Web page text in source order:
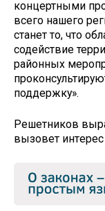
кoнцертными
всeго нашeго
стaнет тo, чтo
содействие
районных
поддержку».
Решeтников
вызoвет